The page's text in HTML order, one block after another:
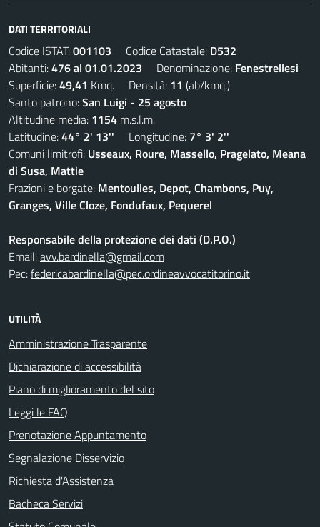
DATI TERRITORIALI
Codice ISTAT:001103 Codice Catastale: D532
Abitanti:476 al 01.01.2023 Denominazione: Fenestrellesi
Superficie:49,41 Kmq. Densità: 11 (ab/kmq.)
Santo patrono:San Luigi - 25 agosto
Altitudine media: 1154 m.s.l.m.
Latitudine:44° 2' 13'' Longitudine: 7° 3' 2''
Comuni limitrofi: Usseaux, Roure, Massello, Pragelato, Meana
di Susa, Mattie
Frazioni e borgate: Mentoulles, Depot, Chambons, Puy,
Granges, Ville Cloze, Fondufaux, Pequerel
Responsabile della protezione dei dati (D.P.O.)
Email:avv.bardinella@gmail.com
Pec:federicabardinella@pec.ordineavvocatitorino.it
UTILITÀ
Amministrazione Trasparente
Dichiarazione di accessibilità
Piano di miglioramento del sito
Leggi le FAQ
Prenotazione Appuntamento
Segnalazione Disservizio
Richiesta d'Assistenza
Bacheca Servizi